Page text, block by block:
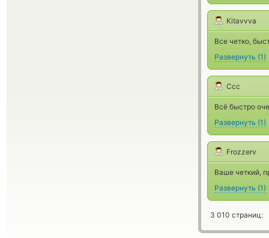
Kitavvva
Все четко,
Развернуть (1)
Ссс
Всё быстро
Развернуть (1)
Frozzerv
Ваше четкий,
Развернуть (1)
3 010 страниц: